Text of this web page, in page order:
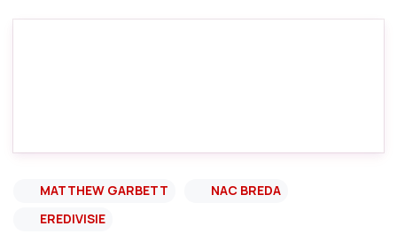
MATTHEW GARBETT
NAC BREDA
EREDIVISIE